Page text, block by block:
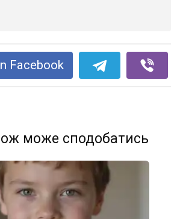
Facebook
може сподобатись